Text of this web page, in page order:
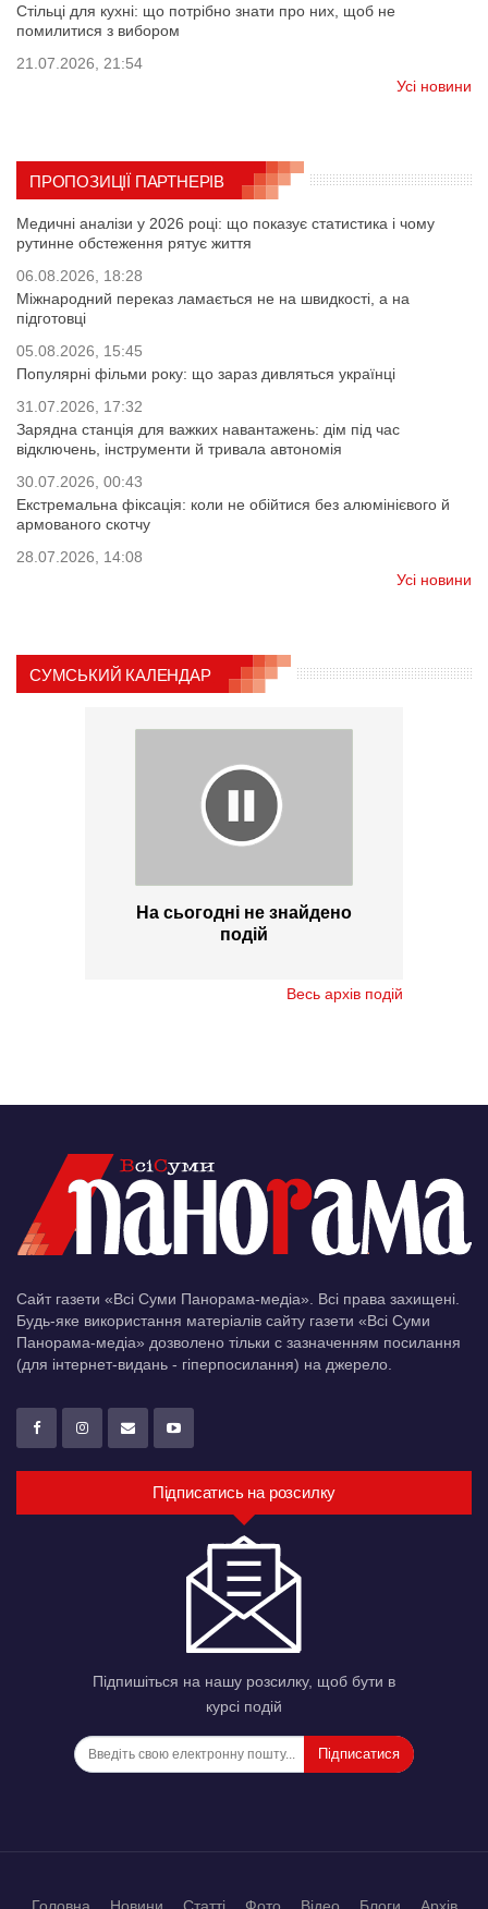
Стільці для кухні: що потрібно знати про них, щоб не
помилитися з вибором
21.07.2026, 21:54
Усі новини
ПРОПОЗИЦІЇ ПАРТНЕРІВ
Медичні аналізи у 2026 році: що показує статистика і чому
рутинне обстеження рятує життя
06.08.2026, 18:28
Міжнародний переказ ламається не на швидкості, а на
підготовці
05.08.2026, 15:45
Популярні фільми року: що зараз дивляться українці
31.07.2026, 17:32
Зарядна станція для важких навантажень: дім під час
відключень, інструменти й тривала автономія
30.07.2026, 00:43
Екстремальна фіксація: коли не обійтися без алюмінієвого й
армованого скотчу
28.07.2026, 14:08
Усі новини
СУМСЬКИЙ КАЛЕНДАР
На сьогодні не знайдено
подій
Весь архів подій
Сайт газети «Всі Суми Панорама-медіа». Всі права захищені.
Будь-яке використання матеріалів сайту газети «Всі Суми
Панорама-медіа» дозволено тільки c зазначенням посилання
(для інтернет-видань - гіперпосилання) на джерело.
Підписатись на розсилку
Підпишіться на нашу розсилку, щоб бути в
курсі подій
Підписатися